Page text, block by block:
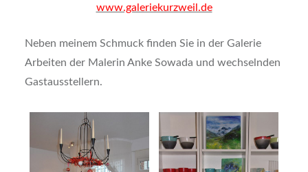
www.galeriekurzweil.de
Neben meinem Schmuck finden Sie in der Galerie
Arbeiten der Malerin Anke Sowada und wechselnden
Gastausstellern.